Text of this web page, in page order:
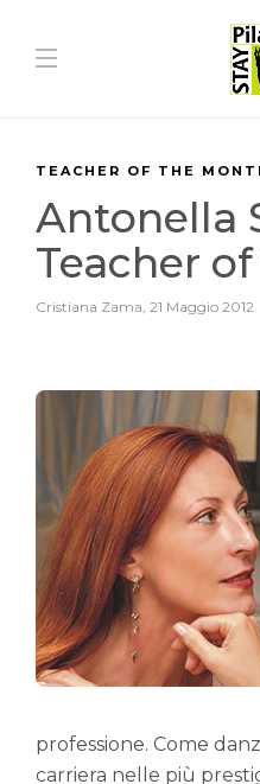
TEACHER OF THE
Antonella
Teacher
Cristiana Zama, 21 Maggio 2012
professione. Come
carriera nelle più